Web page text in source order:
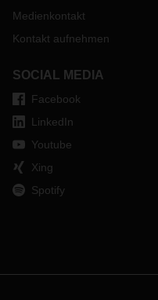
Medienkontakt
Kontakt aufnehmen
SOCIAL MEDIA
Facebook
LinkedIn
Youtube
Xing
Spotify